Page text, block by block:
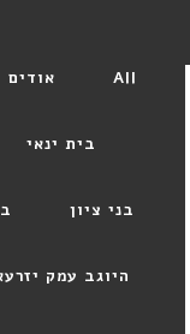
All אודים
בית ינאי
בני ציון
היוגב עמק